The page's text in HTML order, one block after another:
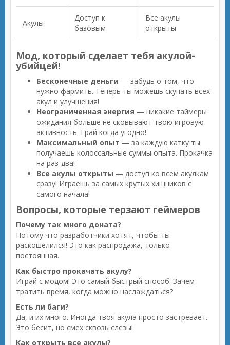
Акулы
Доступ к
базовым
Все акулы
открыты
Мод, который сделает тебя акулой-
убийцей!
Бесконечные деньги — забудь о том, что
нужно фармить. Теперь ты можешь скупать всех
акул и улучшения!
Неограниченная энергия — никакие таймеры
ожидания больше не сковывают твою игровую
активность. Грай когда угодно!
Максимальный опыт — за каждую катку ты
получаешь колоссальные суммы опыта. Прокачка
на раз-два!
Все акулы открыты — доступ ко всем акулкам
сразу! Играешь за самых крутых хищников с
самого начала!
Вопросы, которые терзают геймеров
Почему так много доната?
Потому что разработчики хотят, чтобы ты
раскошелился! Это как распродажа, только
постоянная.
Как быстро прокачать акулу?
Играй с модом! Это самый быстрый способ. Зачем
тратить время, когда можно наслаждаться?
Есть ли баги?
Да, и их много. Иногда твоя акула просто застревает.
Это бесит, но смех сквозь слёзы!
Как открыть все акулы?